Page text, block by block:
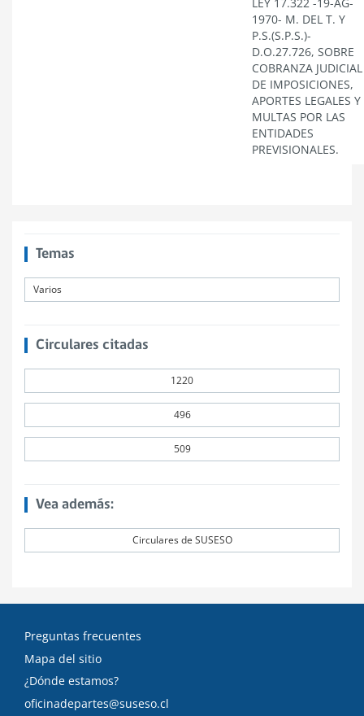
1970- M. DEL T. Y
P.S.(S.P.S.)-
D.O.27.726, SOBRE
COBRANZA JUDICIAL
DE IMPOSICIONES,
APORTES LEGALES Y
MULTAS POR LAS
ENTIDADES
PREVISIONALES.
Temas
Varios
Circulares citadas
1220
496
509
Vea además:
Circulares de SUSESO
Preguntas frecuentes
Mapa del sitio
¿Dónde estamos?
oficinadepartes@suseso.cl